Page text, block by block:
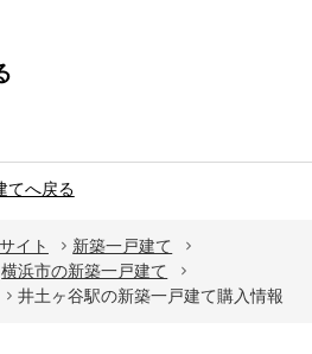
てへ戻る
イト
新築一戸建て
横浜市の新築一戸建て
井土ヶ谷駅の新築一戸建て購入情報